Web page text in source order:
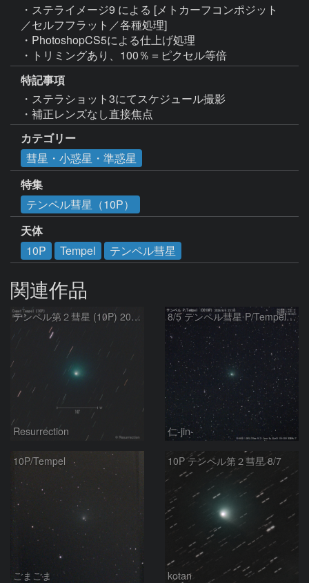
・ステライメージ9 による [メトカーフコンポジット
／セルフフラット／各種処理]
・PhotoshopCS5による仕上げ処理
・トリミングあり、100％＝ピクセル等倍
特記事項
・ステラショット3にてスケジュール撮影
・補正レンズなし直接焦点
カテゴリー
彗星・小惑星・準惑星
特集
テンペル彗星（10P）
天体
10P
Tempel テンペル彗星
関連作品
テンペル第２彗星 (10P) 2026.8.6
Resurrection
8/5 テンペル彗星 P/Tempel (0010P)
仁-jin-
10P/Tempel
ごまごま
10P テンペル第２彗星 8/7
kotan